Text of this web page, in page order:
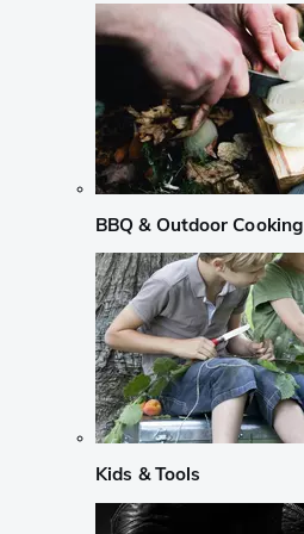
BBQ & Outdoor Cooking
Kids & Tools